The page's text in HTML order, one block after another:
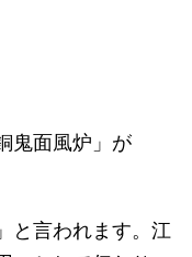
鬼面風炉」が
と言われます。江